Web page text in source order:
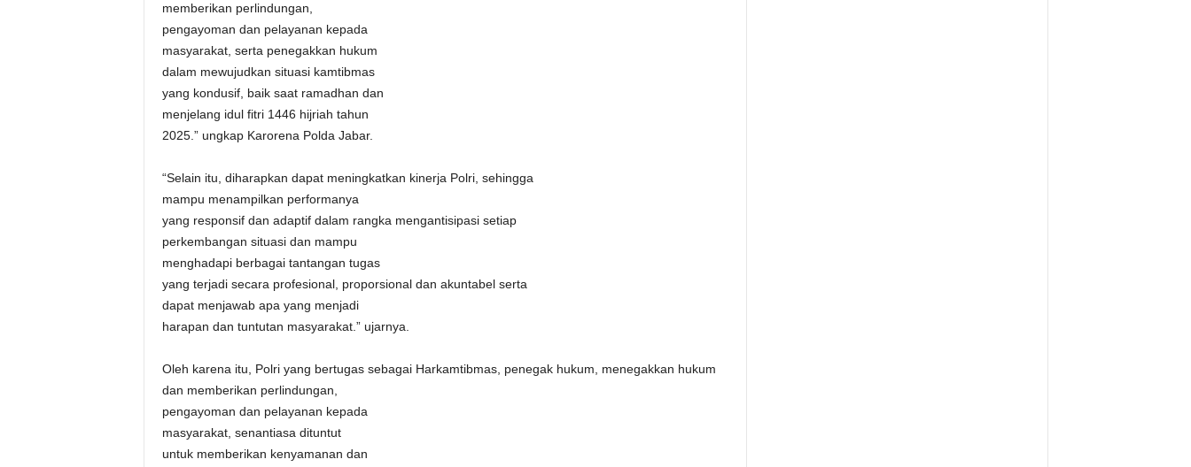
memberikan perlindungan,
pengayoman dan pelayanan kepada
masyarakat, serta penegakkan hukum
dalam mewujudkan situasi kamtibmas
yang kondusif, baik saat ramadhan dan
menjelang idul fitri 1446 hijriah tahun
2025.” ungkap Karorena Polda Jabar.
“Selain itu, diharapkan dapat meningkatkan kinerja Polri, sehingga
mampu menampilkan performanya
yang responsif dan adaptif dalam rangka mengantisipasi setiap
perkembangan situasi dan mampu
menghadapi berbagai tantangan tugas
yang terjadi secara profesional, proporsional dan akuntabel serta
dapat menjawab apa yang menjadi
harapan dan tuntutan masyarakat.” ujarnya.
Oleh karena itu, Polri yang bertugas sebagai Harkamtibmas, penegak hukum, menegakkan hukum
dan memberikan perlindungan,
pengayoman dan pelayanan kepada
masyarakat, senantiasa dituntut
untuk memberikan kenyamanan dan